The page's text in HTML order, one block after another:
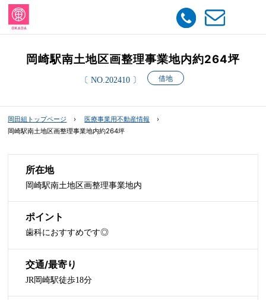
岡崎駅南土地区画整理事業地内約264坪
〔 NO.202410 〕 借地
岡田組トップページ
医療事業用不動産情報
岡崎駅南土地区画整理事業地内約264坪
所在地
岡崎駅南土地区画整理事業地内
ポイント
歯科におすすめです◎
交通/最寄り
JR岡崎駅徒歩18分